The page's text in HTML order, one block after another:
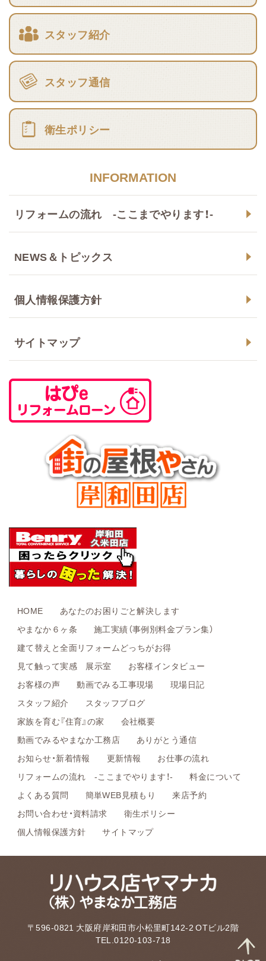
スタッフ紹介
スタッフ通信
衛生ポリシー
INFORMATION
リフォームの流れ -ここまでやります！-
NEWS＆トピックス
個人情報保護方針
サイトマップ
HOME
あなたのお困りごと解決します
やまなか６ヶ条
施工実績（事例別料金プラン集）
建て替えと全面リフォームどっちがお得
見て触って実感 展示室
お客様インタビュー
お客様の声
動画でみる工事現場
現場日記
スタッフ紹介
スタッフブログ
家族を育む『住育』の家
会社概要
動画でみるやまなか工務店
ありがとう通信
お知らせ・新着情報
更新情報
お仕事の流れ
リフォームの流れ -ここまでやります！-
料金について
よくある質問
簡単WEB見積もり
来店予約
お問い合わせ・資料請求
衛生ポリシー
個人情報保護方針
サイトマップ
〒596-0821 大阪府岸和田市小松里町142-2 OTビル2階
TEL.0120-103-718